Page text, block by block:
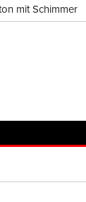
mit Schimmer